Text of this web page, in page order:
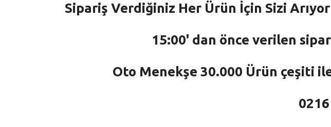
Sipariş Verdiğiniz Her Ürün İçin Sizi
15:00' dan önce verilen
Oto Menekşe 30.000 Ürün çeşiti